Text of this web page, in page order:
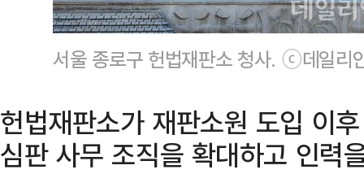
서울 종로구 헌법재판소 청사. ⓒ데일리
헌법재판소가 재판소원 도입 이
심판 사무 조직을 확대하고 인력